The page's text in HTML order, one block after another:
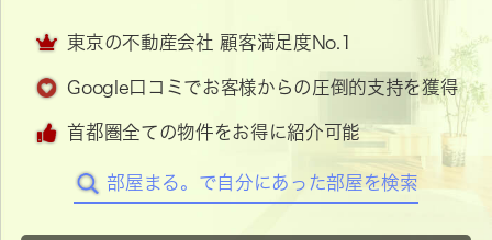
東京の不動産会社 顧客満足度No.1
Google口コミでお客様からの圧倒的支持を獲得
首都圏全ての物件をお得に紹介可能
部屋まる。で自分にあった部屋を検索